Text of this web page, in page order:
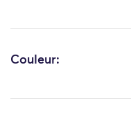
Couleur: